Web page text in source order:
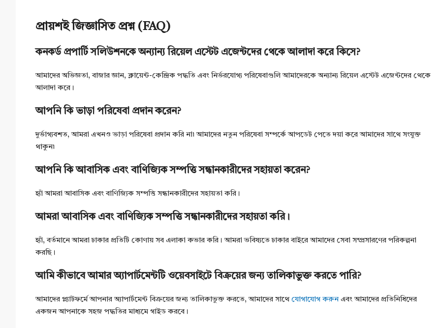
প্রায়শই জিজ্ঞাসিত প্রশ্ন (FAQ)
কনকর্ড প্রপার্টি সলিউশনকে অন্যান্য রিয়েল এস্টেট এজেন্টদের থেকে আলাদা করে কিসে?
আমাদের অভিজ্ঞতা, বাজার জ্ঞান, ক্লায়েন্ট-কেন্দ্রিক পদ্ধতি এবং নির্ভরযোগ্য পরিষেবাগুলি আমাদেরকে অন্যান্য রিয়েল এস্টেট এজেন্টদের থেকে
আলাদা করে।
আপনি কি ভাড়া পরিষেবা প্রদান করেন?
দুর্ভাগ্যবশত, আমরা এখনও ভাড়া পরিষেবা প্রদান করি না৷ আমাদের নতুন পরিষেবা সম্পর্কে আপডেট পেতে দয়া করে আমাদের সাথে সংযুক্ত
থাকুন৷
আপনি কি আবাসিক এবং বাণিজ্যিক সম্পত্তি সন্ধানকারীদের সহায়তা করেন?
হ্যাঁ আমরা আবাসিক এবং বাণিজ্যিক সম্পত্তি সন্ধানকারীদের সহায়তা করি।
আমরা আবাসিক এবং বাণিজ্যিক সম্পত্তি সন্ধানকারীদের সহায়তা করি।
হ্যাঁ, বর্তমানে আমরা ঢাকার প্রতিটি কোণায় সব এলাকা কভার করি। আমরা ভবিষ্যতে ঢাকার বাইরে আমাদের সেবা সম্প্রসারণের পরিকল্পনা
করছি।
আমি কীভাবে আমার অ্যাপার্টমেন্টটি ওয়েবসাইটে বিক্রয়ের জন্য তালিকাভুক্ত করতে পারি?
আমাদের প্ল্যাটফর্মে আপনার অ্যাপার্টমেন্ট বিক্রয়ের জন্য তালিকাভুক্ত করতে, আমাদের সাথে যোগাযোগ করুন এবং আমাদের প্রতিনিধিদের
একজন আপনাকে সহজ পদ্ধতির মাধ্যমে গাইড করবে।